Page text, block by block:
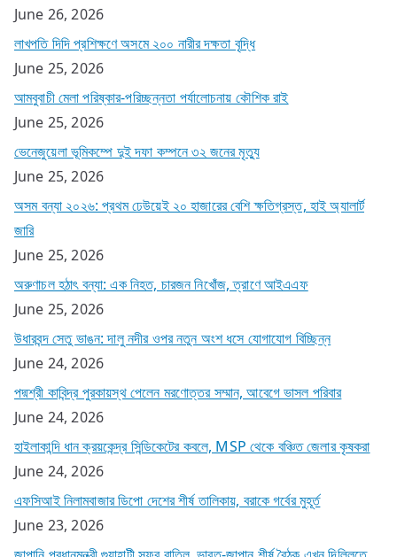
June 26, 2026
লাখপতি দিদি প্রশিক্ষণে অসমে ২০০ নারীর দক্ষতা বৃদ্ধি
June 25, 2026
আমবুবাচী মেলা পরিষ্কার-পরিচ্ছন্নতা পর্যালোচনায় কৌশিক রাই
June 25, 2026
ভেনেজুয়েলা ভূমিকম্পে দুই দফা কম্পনে ৩২ জনের মৃত্যু
June 25, 2026
অসম বন্যা ২০২৬: প্রথম ঢেউয়েই ২০ হাজারের বেশি ক্ষতিগ্রস্ত, হাই অ্যালার্ট
জারি
June 25, 2026
অরুণাচল হঠাৎ বন্যা: এক নিহত, চারজন নিখোঁজ, ত্রাণে আইএএফ
June 25, 2026
উধারবন্দ সেতু ভাঙন: দালু নদীর ওপর নতুন অংশ ধসে যোগাযোগ বিচ্ছিন্ন
June 24, 2026
পদ্মশ্রী কাবিন্দ্র পুরকায়স্থ পেলেন মরণোত্তর সম্মান, আবেগে ভাসল পরিবার
June 24, 2026
হাইলাকান্দি ধান ক্রয়কেন্দ্র সিন্ডিকেটের কবলে, MSP থেকে বঞ্চিত জেলার কৃষকরা
June 24, 2026
এফসিআই নিলামবাজার ডিপো দেশের শীর্ষ তালিকায়, বরাকে গর্বের মুহূর্ত
June 23, 2026